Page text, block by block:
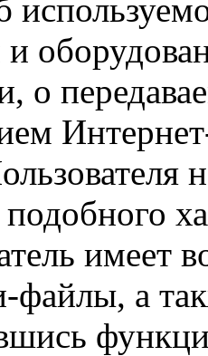
и
о
имеет
файлы, а